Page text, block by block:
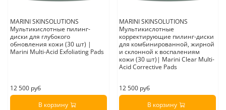
MARINI SKINSOLUTIONS
Мультикислотные пилинг-
диски для глубокого
обновления кожи (30 шт) |
Marini Multi-Acid Exfoliating Pads
12 500 руб
В корзину
MARINI SKINSOLUTIONS
Мультикислотные
корректирующие пилинг-диски
для комбинированной, жирной
и склонной к воспалениям
кожи (30 шт)| Marini Clear Multi-
Acid Corrective Pads
12 500 руб
В корзину